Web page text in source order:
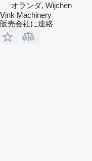
オランダ, Wijchen
Vink Machinery
販売会社に連絡